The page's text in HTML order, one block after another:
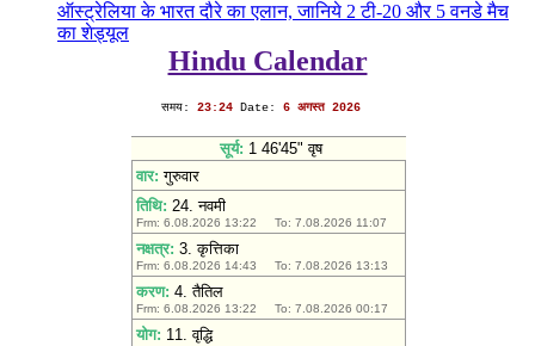
ऑस्ट्रेलिया के भारत दौरे का एलान, जानिये 2 टी-20 और 5 वनडे मैच
का शेड्यूल
Hindu Calendar